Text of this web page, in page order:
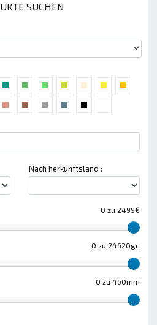
SUCHEN
Nach herkunftsland :
0 zu 2499€
0 zu 24620gr.
0 zu 460mm